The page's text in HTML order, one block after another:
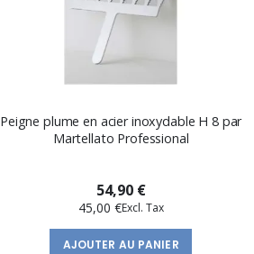
Peigne plume en acier inoxydable H 8 par
Martellato Professional
54,90 €
45,00 €
AJOUTER AU PANIER